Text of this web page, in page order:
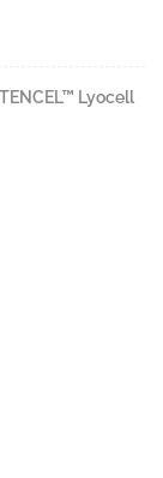
Lyocell